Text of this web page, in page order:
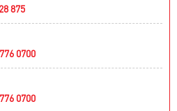
875
0700
0700